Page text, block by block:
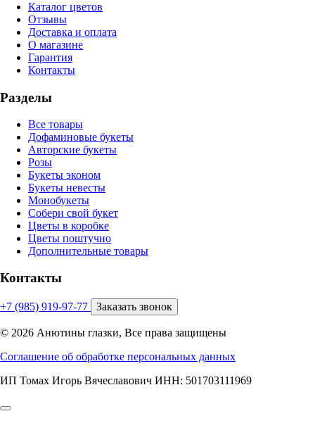
Каталог цветов
Отзывы
Доставка и оплата
О магазине
Гарантия
Контакты
Разделы
Все товары
Дофаминовые букеты
Авторские букеты
Розы
Букеты эконом
Букеты невесты
Монобукеты
Собери свой букет
Цветы в коробке
Цветы поштучно
Дополнительные товары
Контакты
+7 (985) 919-97-77 Заказать звонок
© 2026 Анютины глазки, Все права защищены
Соглашение об обработке персональных данных
ИП Томах Игорь Вячеславович ИНН: 501703111969